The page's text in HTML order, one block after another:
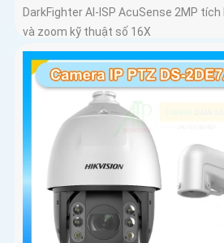
DarkFighter AI-ISP AcuSense 2MP
và zoom kỹ thuật số 16X